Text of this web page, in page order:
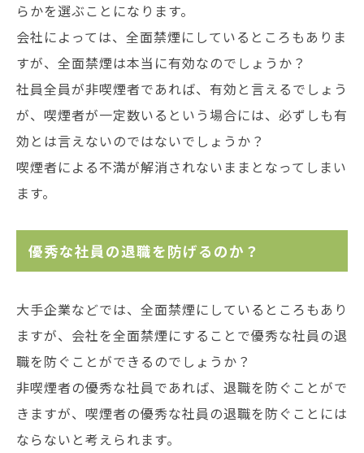
らかを選ぶことになります。
会社によっては、全面禁煙にしているところもありま
すが、全面禁煙は本当に有効なのでしょうか？
社員全員が非喫煙者であれば、有効と言えるでしょう
が、喫煙者が一定数いるという場合には、必ずしも有
効とは言えないのではないでしょうか？
喫煙者による不満が解消されないままとなってしまい
ます。
優秀な社員の退職を防げるのか？
大手企業などでは、全面禁煙にしているところもあり
ますが、会社を全面禁煙にすることで優秀な社員の退
職を防ぐことができるのでしょうか？
非喫煙者の優秀な社員であれば、退職を防ぐことがで
きますが、喫煙者の優秀な社員の退職を防ぐことには
ならないと考えられます。